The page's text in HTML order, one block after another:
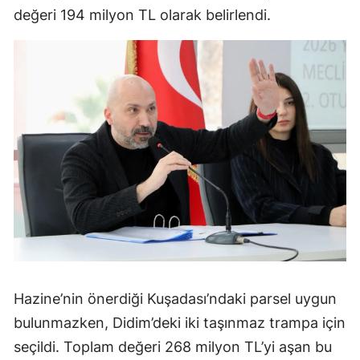
değeri 194 milyon TL olarak belirlendi.
Hazine’nin önerdiği Kuşadası’ndaki parsel uygun
bulunmazken, Didim’deki iki taşınmaz trampa için
seçildi. Toplam değeri 268 milyon TL’yi aşan bu